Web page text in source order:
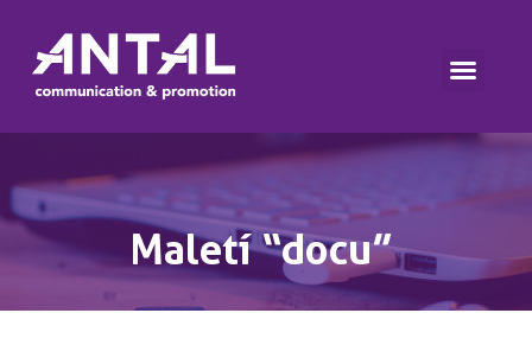
Maletí “docu”